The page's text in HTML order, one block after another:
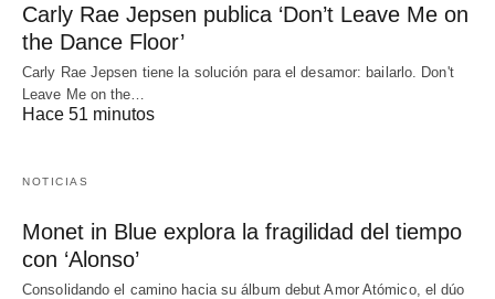
Carly Rae Jepsen publica ‘Don’t Leave Me on
the Dance Floor’
Carly Rae Jepsen tiene la solución para el desamor: bailarlo. Don't
Leave Me on the…
Hace 51 minutos
NOTICIAS
Monet in Blue explora la fragilidad del tiempo
con ‘Alonso’
Consolidando el camino hacia su álbum debut Amor Atómico, el dúo